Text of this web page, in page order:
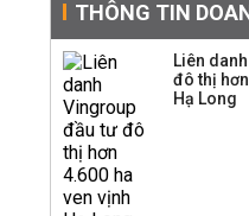
xe,
THÔNG TIN
Liên
đô thị
Hạ Long